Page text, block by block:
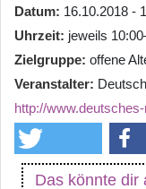
Datum 16.10.2018 -
Uhrzeit jeweils
Zielgruppe offene
Veranstalter
http://
Das könnte dir